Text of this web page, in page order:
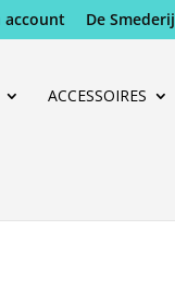
account De Smederij
ACCESSOIRES